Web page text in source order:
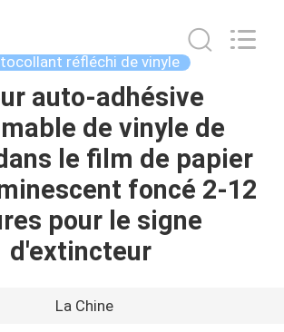
réfléchi de vinyle
auto-adhésive
de vinyle de
le film de papier
foncé 2-12
pour le signe
d'extincteur
La Chine